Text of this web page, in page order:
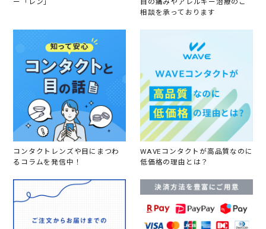
相談を承っております
コンタクトレンズや目にまつわ
るコラムを発信中！
WAVEコンタクトが高品質なのに
低価格の理由とは？